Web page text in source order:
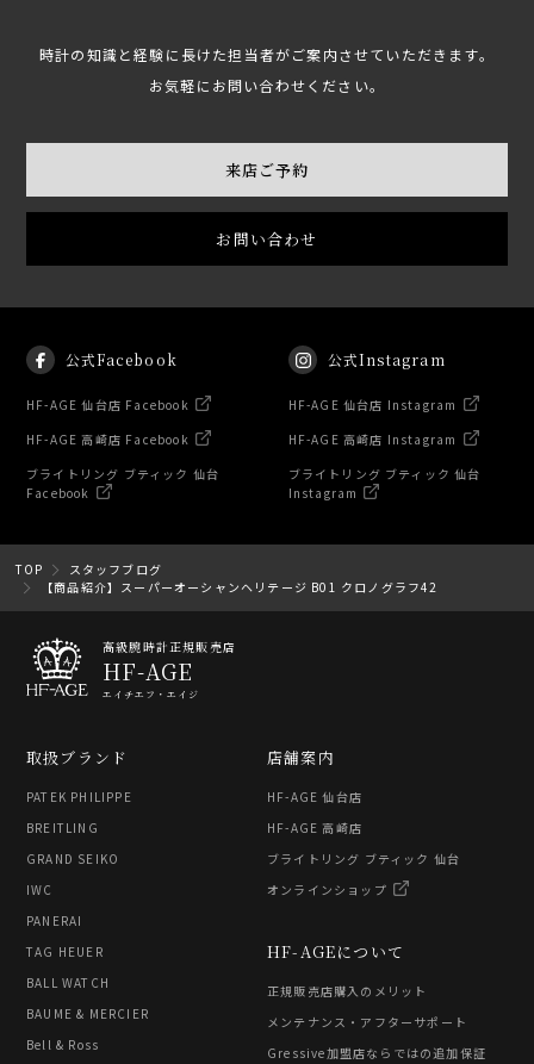
時計の知識と経験に長けた担当者がご案内させていただきます。
お気軽にお問い合わせください。
来店ご予約
お問い合わせ
公式Facebook
HF-AGE 仙台店 Facebook
HF-AGE 高崎店 Facebook
ブライトリング ブティック 仙台
Facebook
公式Instagram
HF-AGE 仙台店 Instagram
HF-AGE 高崎店 Instagram
ブライトリング ブティック 仙台
Instagram
TOP
スタッフブログ
【商品紹介】スーパーオーシャンヘリテージ B01 クロノグラフ42
高級腕時計正規販売店
HF-AGE
エイチエフ・エイジ
取扱ブランド
PATEK PHILIPPE
BREITLING
GRAND SEIKO
IWC
PANERAI
TAG HEUER
BALL WATCH
BAUME & MERCIER
Bell & Ross
HF-AGEについて
正規販売店購入のメリット
メンテナンス・アフターサポート
Gressive加盟店ならではの追加保証
店舗案内
HF-AGE 仙台店
HF-AGE 高崎店
ブライトリング ブティック 仙台
オンラインショップ